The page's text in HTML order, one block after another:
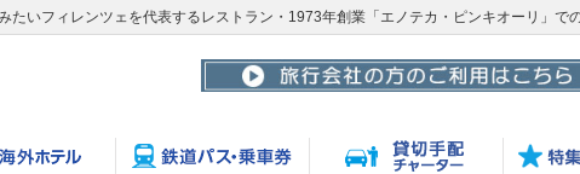
たいフィレンツェを代表するレストラン・1973年創業「エノテカ・ピンキオーリ」